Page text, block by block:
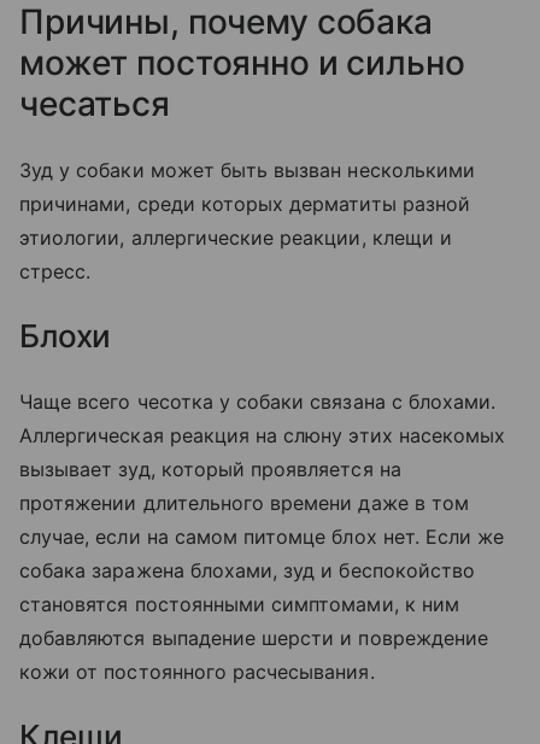
Причины, почему собака
может постоянно и сильно
чесаться
Зуд у собаки может быть вызван несколькими
причинами, среди которых дерматиты разной
этиологии, аллергические реакции, клещи и
стресс.
Блохи
Чаще всего чесотка у собаки связана с блохами.
Аллергическая реакция на слюну этих насекомых
вызывает зуд, который проявляется на
протяжении длительного времени даже в том
случае, если на самом питомце блох нет. Если же
собака заражена блохами, зуд и беспокойство
становятся постоянными симптомами, к ним
добавляются выпадение шерсти и повреждение
кожи от постоянного расчесывания.